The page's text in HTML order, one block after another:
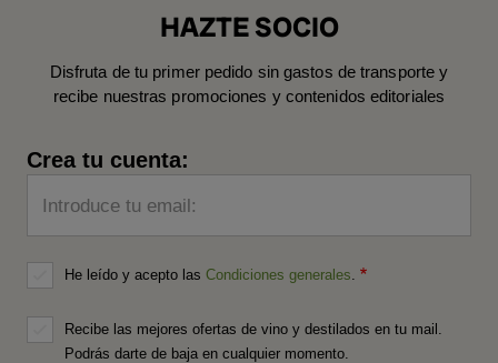
HAZTE SOCIO
Disfruta de tu primer pedido sin gastos de transporte y
recibe nuestras promociones y contenidos editoriales
Crea tu cuenta:
Introduce tu email:
He leído y acepto las Condiciones generales.
Recibe las mejores ofertas de vino y destilados en tu mail.
Podrás darte de baja en cualquier momento.